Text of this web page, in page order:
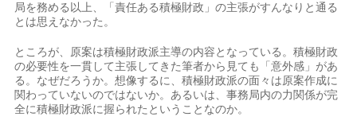
局を務める以上、「責任ある積極財政」の主張がすんなりと通る
とは思えなかった。
ところが、原案は積極財政派主導の内容となっている。積極財政
の必要性を一貫して主張してきた筆者から見ても「意外感」があ
る。なぜだろうか。想像するに、積極財政派の面々は原案作成に
関わっていないのではないか。あるいは、事務局内の力関係が完
全に積極財政派に握られたということなのか。